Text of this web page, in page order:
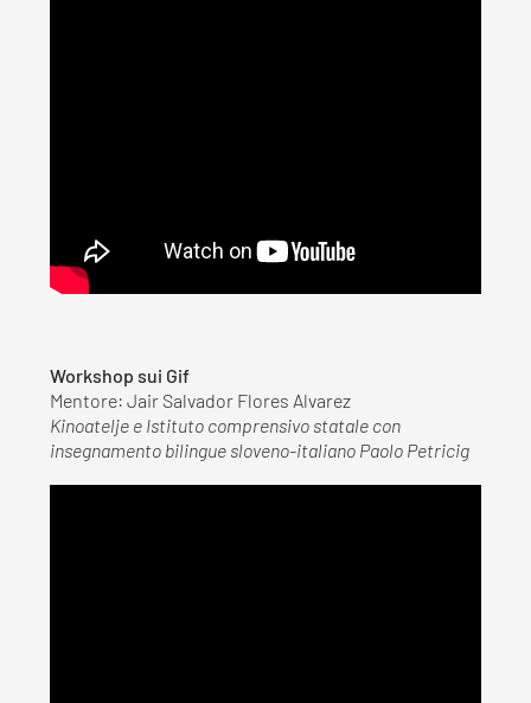
Workshop sui Gif
Mentore: Jair Salvador Flores Alvarez
Kinoatelje e Istituto comprensivo statale con
insegnamento bilingue sloveno-italiano Paolo Petricig